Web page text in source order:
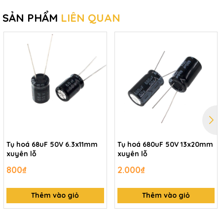
SẢN PHẨM LIÊN QUAN
Tụ hoá 68uF 50V 6.3x11mm
xuyên lỗ
800₫
Thêm vào giỏ
Tụ hoá 680uF 50V 13x20mm
xuyên lỗ
2.000₫
Thêm vào giỏ